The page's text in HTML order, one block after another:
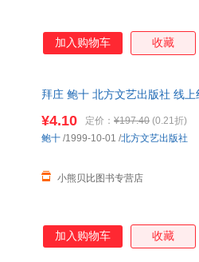
加入购物车 收藏
拜庄 鲍十 北方文艺出版社 线
¥4.10 定价： ¥197.40 (0.21折)
小熊贝比图书专营店
鲍十 /1999-10-01 /北方文艺出版社
加入购物车 收藏